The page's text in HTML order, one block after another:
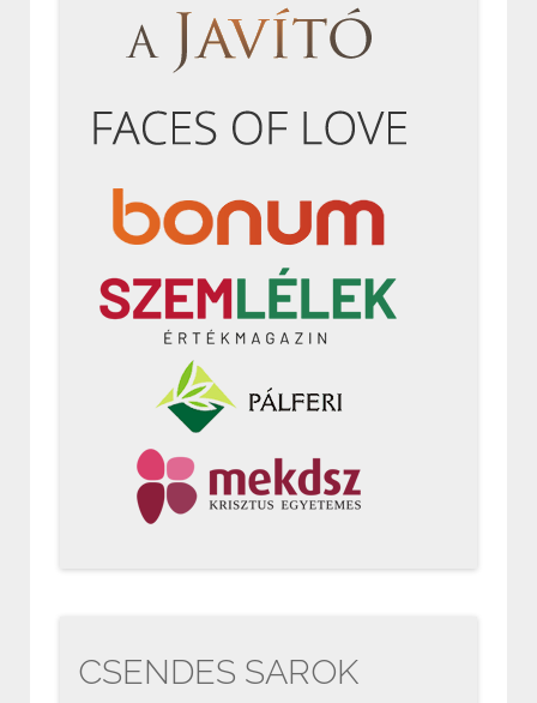
CSENDES SAROK